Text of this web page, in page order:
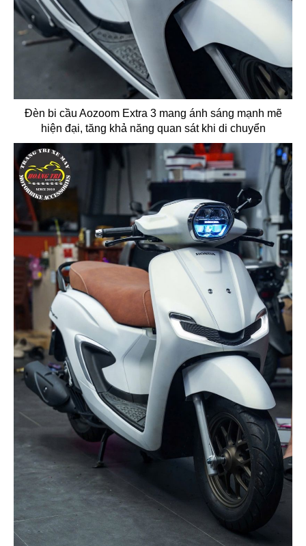
Đèn bi cầu Aozoom Extra 3 mang ánh sáng mạnh mẽ
hiện đại, tăng khả năng quan sát khi di chuyển